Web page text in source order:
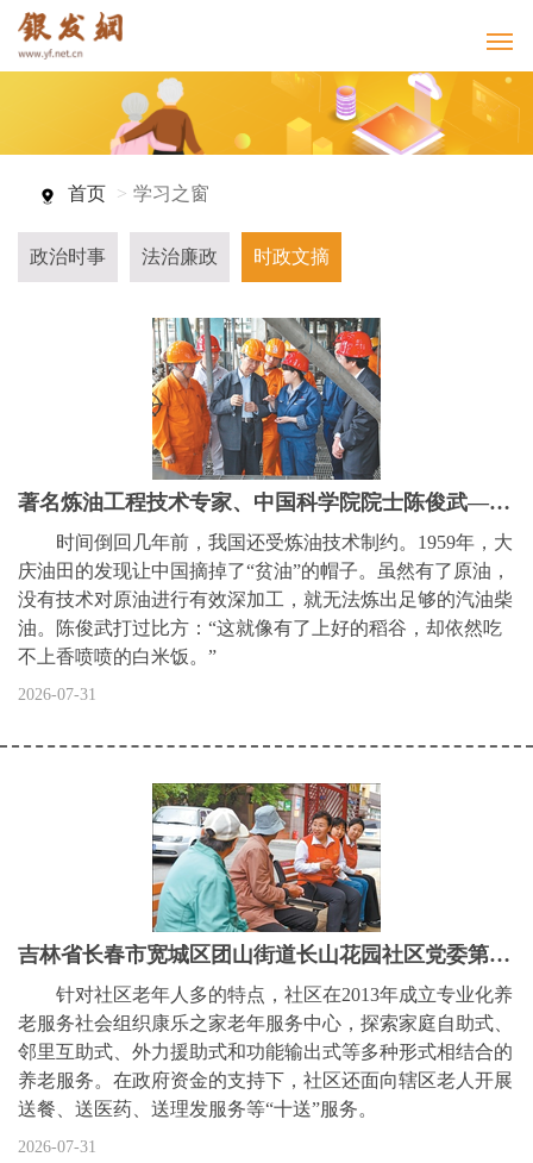
首页 学习之窗
政治时事 法治廉政 时政文摘
著名炼油工程技术专家、中国科学院院士陈俊武——“我的愿望就是让国家石油工业强大起来”（“七一勋章”获得者）
时间倒回几年前，我国还受炼油技术制约。1959年，大
庆油田的发现让中国摘掉了“贫油”的帽子。虽然有了原油，
没有技术对原油进行有效深加工，就无法炼出足够的汽油柴
油。陈俊武打过比方：“这就像有了上好的稻谷，却依然吃
不上香喷喷的白米饭。”
2026-07-31
吉林省长春市宽城区团山街道长山花园社区党委第一书记吴亚琴——“被居民群众需要，就是我最大的幸福”（“七一勋章”获得者）
针对社区老年人多的特点，社区在2013年成立专业化养
老服务社会组织康乐之家老年服务中心，探索家庭自助式、
邻里互助式、外力援助式和功能输出式等多种形式相结合的
养老服务。在政府资金的支持下，社区还面向辖区老人开展
送餐、送医药、送理发服务等“十送”服务。
2026-07-31